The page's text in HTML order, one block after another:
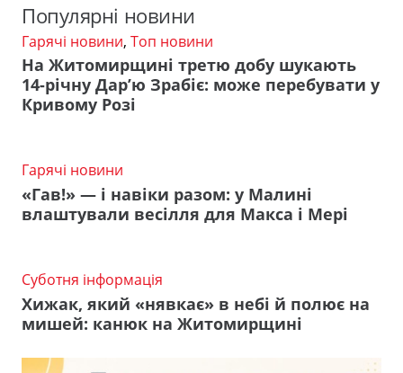
Популярні новини
Гарячі новини, Топ новини
На Житомирщині третю добу шукають
14-річну Дар’ю Зрабіє: може перебувати у
Кривому Розі
Гарячі новини
«Гав!» — і навіки разом: у Малині
влаштували весілля для Макса і Мері
Суботня інформація
Хижак, який «нявкає» в небі й полює на
мишей: канюк на Житомирщині